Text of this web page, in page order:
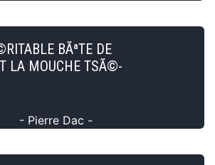
BÃªTE DE
LA MOUCHE TSÃ©-
- Pierre Dac -